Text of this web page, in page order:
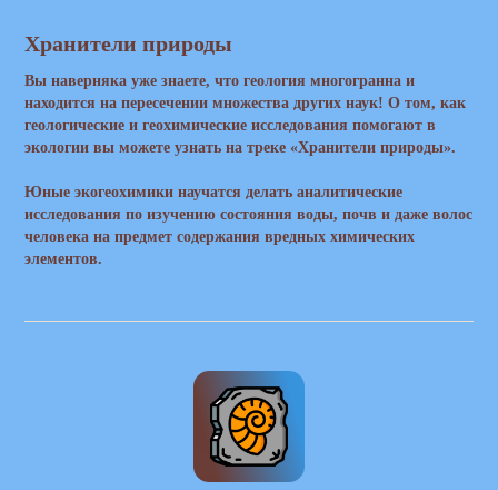
Хранители природы
Вы наверняка уже знаете, что геология многогранна и
находится на пересечении множества других наук! О том, как
геологические и геохимические исследования помогают в
экологии вы можете узнать на треке «Хранители природы».
Юные экогеохимики научатся делать аналитические
исследования по изучению состояния воды, почв и даже волос
человека на предмет содержания вредных химических
элементов.